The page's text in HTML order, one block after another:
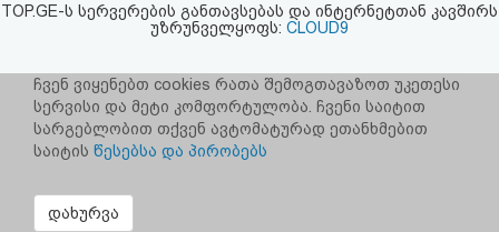
პასუხისმგებლობის
უარყოფა
TOP.GE-ს სერვერების განთავსებას და ინტერნეტთან კავშირს
უზრუნველყოფს: CLOUD9
ჩვენ ვიყენებთ cookies რათა შემოგთავაზოთ უკეთესი
სერვისი და მეტი კომფორტულობა. ჩვენი საიტით
სარგებლობით თქვენ ავტომატურად ეთანხმებით
საიტის წესებსა და პირობებს
დახურვა